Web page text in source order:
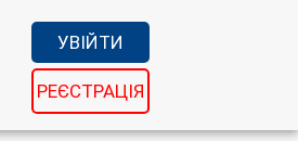
УВІЙТИ
РЕЄСТРАЦІЯ